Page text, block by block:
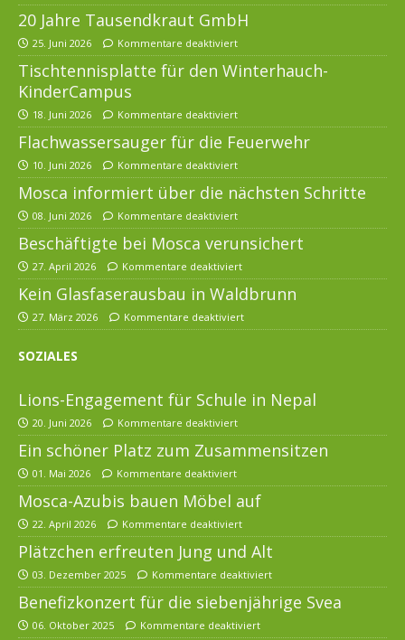
20 Jahre Tausendkraut GmbH
25. Juni 2026 Kommentare deaktiviert
Tischtennisplatte für den Winterhauch-
KinderCampus
18. Juni 2026 Kommentare deaktiviert
Flachwassersauger für die Feuerwehr
10. Juni 2026 Kommentare deaktiviert
Mosca informiert über die nächsten Schritte
08. Juni 2026 Kommentare deaktiviert
Beschäftigte bei Mosca verunsichert
27. April 2026 Kommentare deaktiviert
Kein Glasfaserausbau in Waldbrunn
27. März 2026 Kommentare deaktiviert
SOZIALES
Lions-Engagement für Schule in Nepal
20. Juni 2026 Kommentare deaktiviert
Ein schöner Platz zum Zusammensitzen
01. Mai 2026 Kommentare deaktiviert
Mosca-Azubis bauen Möbel auf
22. April 2026 Kommentare deaktiviert
Plätzchen erfreuten Jung und Alt
03. Dezember 2025 Kommentare deaktiviert
Benefizkonzert für die siebenjährige Svea
06. Oktober 2025 Kommentare deaktiviert